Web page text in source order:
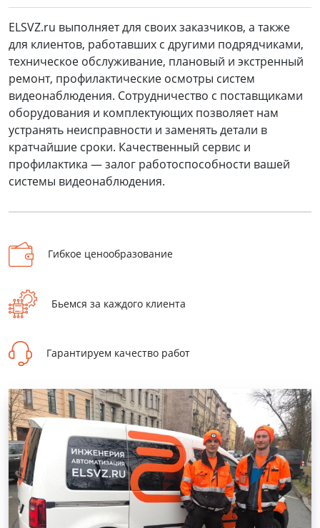
ELSVZ.ru выполняет для своих заказчиков, а также
для клиентов, работавших с другими подрядчиками,
техническое обслуживание, плановый и экстренный
ремонт, профилактические осмотры систем
видеонаблюдения. Сотрудничество с поставщиками
оборудования и комплектующих позволяет нам
устранять неисправности и заменять детали в
кратчайшие сроки. Качественный сервис и
профилактика — залог работоспособности вашей
системы видеонаблюдения.
Гибкое ценообразование
Бьемся за каждого клиента
Гарантируем качество работ